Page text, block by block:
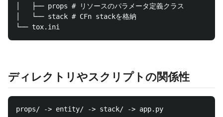
│   ├── props # リソースのパラメータ定義クラス
│   └── stack # CFn stackを格納
ディレクトリやスクリプトの関係性